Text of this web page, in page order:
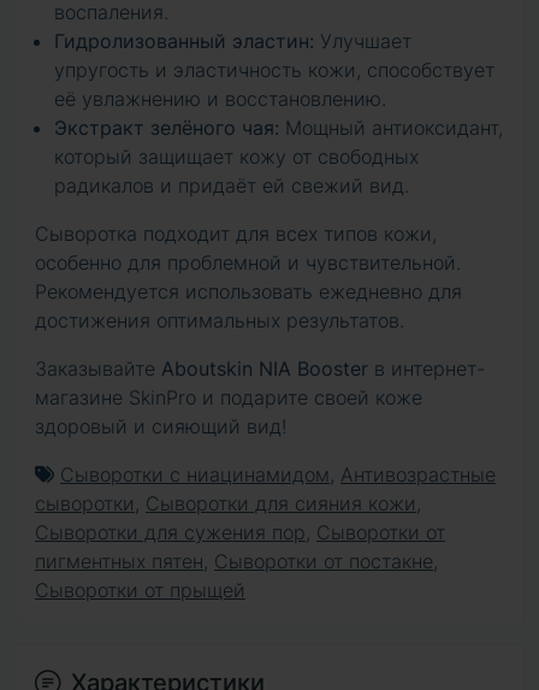
воспаления.
Гидролизованный эластин: Улучшает
упругость и эластичность кожи, способствует
её увлажнению и восстановлению.
Экстракт зелёного чая: Мощный антиоксидант,
который защищает кожу от свободных
радикалов и придаёт ей свежий вид.
Сыворотка подходит для всех типов кожи,
особенно для проблемной и чувствительной.
Рекомендуется использовать ежедневно для
достижения оптимальных результатов.
Заказывайте Aboutskin NIA Booster в интернет-
магазине SkinPro и подарите своей коже
здоровый и сияющий вид!
Сыворотки с ниацинамидом , Антивозрастные
сыворотки , Сыворотки для сияния кожи ,
Сыворотки для сужения пор, Сыворотки от
пигментных пятен, Сыворотки от постакне,
Сыворотки от прыщей
Характеристики